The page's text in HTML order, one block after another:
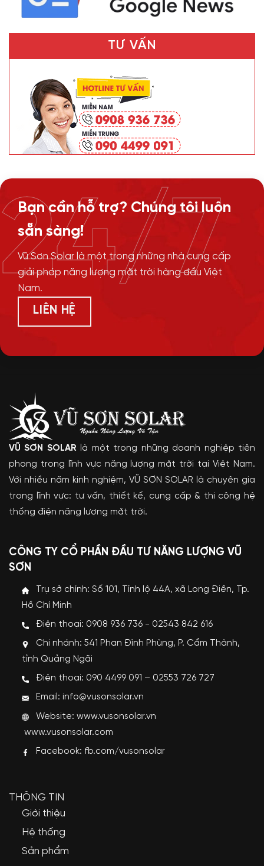
TƯ VẤN
Bạn cần hỗ trợ? Chúng tôi luôn
sẵn sàng!
Vũ Sơn Solar là một trong những nhà cung cấp
giải pháp năng lượng mặt trời hàng đầu Việt
Nam.
LIÊN HỆ
24/7
VŨ SƠN SOLAR là một trong những doanh nghiệp tiên
phong trong lĩnh vực năng lượng mặt trời tại Việt Nam.
Với nhiều năm kinh nghiệm, VŨ SƠN SOLAR là chuyên gia
trong lĩnh vực: tư vấn, thiết kế, cung cấp & thi công hệ
thống điện năng lượng mặt trời.
CÔNG TY CỔ PHẦN ĐẦU TƯ NĂNG LƯỢNG VŨ
SƠN
Trụ sở chính: Số 101, Tỉnh lộ 44A, xã Long Điền, Tp.
Hồ Chí Minh
Điện thoại: 0908 936 736 - 02543 842 616
Chi nhánh: 541 Phan Đình Phùng, P. Cẩm Thành,
tỉnh Quảng Ngãi
Điện thoại: 090 4499 091 – 02553 726 727
Email: info@vusonsolar.vn
Website:www.vusonsolar.vn
www.vusonsolar.com
Facebook: fb.com/vusonsolar
THÔNG TIN
Giới thiệu
Hệ thống
Sản phẩm